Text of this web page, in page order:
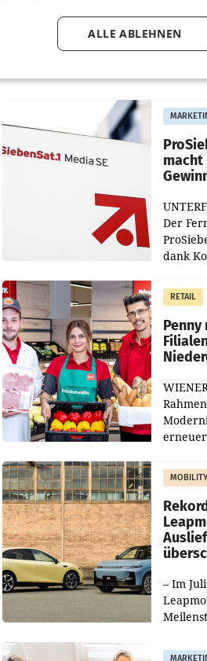
macht
Der
dank
RETAIL
Die
Haag
– Im
aus,
ALLE ABLEHNEN